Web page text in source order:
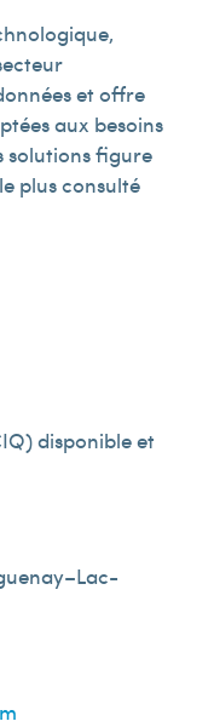
et offre
aux besoins
solutions figure
plus consulté
disponible et